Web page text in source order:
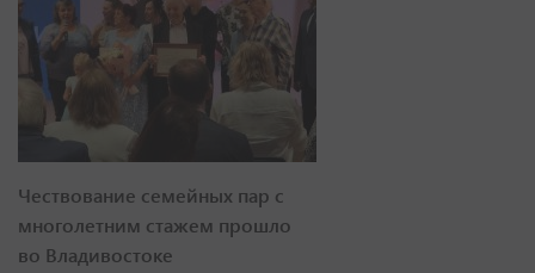
Чествование семейных пар с
многолетним стажем прошло
во Владивостоке